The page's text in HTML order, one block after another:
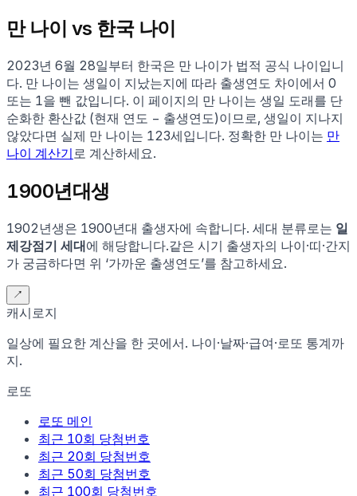
만 나이 vs 한국 나이
2023년 6월 28일부터 한국은 만 나이가 법적 공식 나이입니
다. 만 나이는 생일이 지났는지에 따라 출생연도 차이에서 0
또는 1을 뺀 값입니다. 이 페이지의 만 나이는 생일 도래를 단
순화한 환산값 (현재 연도 − 출생연도)이므로, 생일이 지나지
않았다면 실제 만 나이는 123세입니다. 정확한 만 나이는 만
나이 계산기로 계산하세요.
1900년대생
1902 년생은 1900년대 출생자에 속합니다. 세대 분류로는 일
제강점기 세대에 해당합니다.같은 시기 출생자의 나이·띠·간지
가 궁금하다면 위 ‘가까운 출생연도’를 참고하세요.
↗
캐시로지
일상에 필요한 계산을 한 곳에서. 나이·날짜·급여·로또 통계까
지.
로또
로또 메인
최근 10회 당첨번호
최근 20회 당첨번호
최근 50회 당첨번호
최근 100회 당첨번호